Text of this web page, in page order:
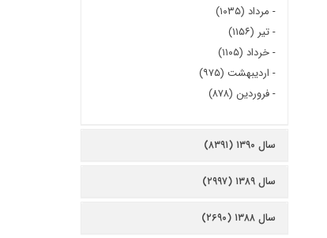
- مرداد (۱۰۳۵)
-تیر (۱۱۵۶)
-خرداد (۱۱۰۵)
- اردیبهشت (۹۷۵)
-فروردین (۸۷۸)
سال ۱۳۹۰ (۸۳۹۱)
سال ۱۳۸۹ (۲۹۹۷)
سال ۱۳۸۸ (۲۶۹۰)